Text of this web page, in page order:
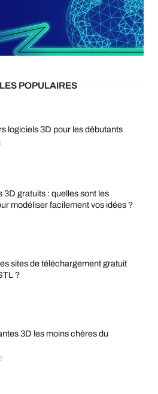
POPULAIRES
logiciels 3D pour les débutants
3D gratuits : quelles sont les
modéliser facilement vos idées ?
sites de téléchargement gratuit
?
3D les moins chères du